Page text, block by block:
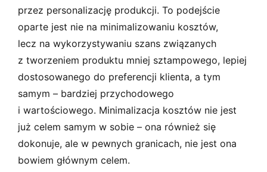
przez personalizację produkcji. To podejście
oparte jest nie na minimalizowaniu kosztów,
lecz na wykorzystywaniu szans związanych
z tworzeniem produktu mniej sztampowego, lepiej
dostosowanego do preferencji klienta, a tym
samym – bardziej przychodowego
i wartościowego. Minimalizacja kosztów nie jest
już celem samym w sobie – ona również się
dokonuje, ale w pewnych granicach, nie jest ona
bowiem głównym celem.